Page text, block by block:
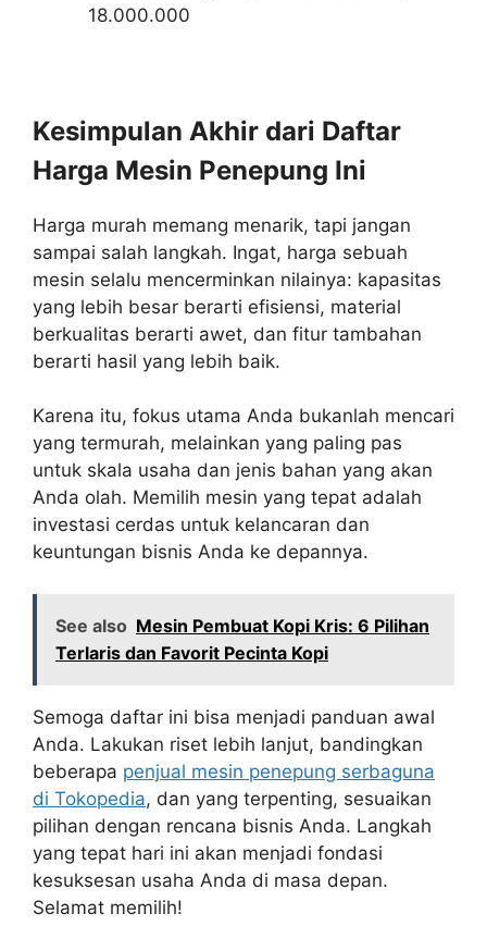
18.000.000
Kesimpulan Akhir dari Daftar
Harga Mesin Penepung Ini
Harga murah memang menarik, tapi jangan
sampai salah langkah. Ingat, harga sebuah
mesin selalu mencerminkan nilainya: kapasitas
yang lebih besar berarti efisiensi, material
berkualitas berarti awet, dan fitur tambahan
berarti hasil yang lebih baik.
Karena itu, fokus utama Anda bukanlah mencari
yang termurah, melainkan yang paling pas
untuk skala usaha dan jenis bahan yang akan
Anda olah. Memilih mesin yang tepat adalah
investasi cerdas untuk kelancaran dan
keuntungan bisnis Anda ke depannya.
See also Mesin Pembuat Kopi Kris: 6 Pilihan
Terlaris dan Favorit Pecinta Kopi
Semoga daftar ini bisa menjadi panduan awal
Anda. Lakukan riset lebih lanjut, bandingkan
beberapa penjual mesin penepung serbaguna
di Tokopedia, dan yang terpenting, sesuaikan
pilihan dengan rencana bisnis Anda. Langkah
yang tepat hari ini akan menjadi fondasi
kesuksesan usaha Anda di masa depan.
Selamat memilih!